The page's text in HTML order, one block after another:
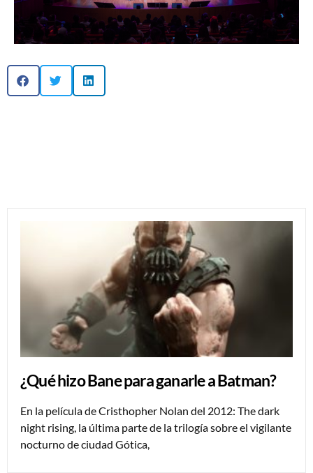
¿Qué hizo Bane para ganarle a Batman?
En la película de Cristhopher Nolan del 2012: The dark
night rising, la última parte de la trilogía sobre el vigilante
nocturno de ciudad Gótica,